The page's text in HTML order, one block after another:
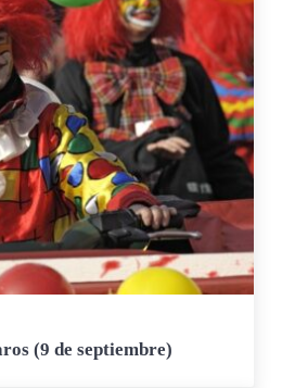
(9 de septiembre)